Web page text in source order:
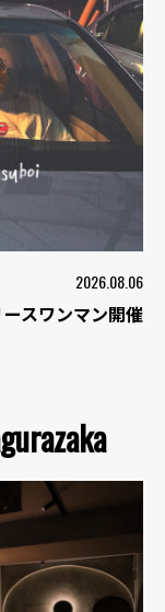
2026.08.06
スワンマン開催